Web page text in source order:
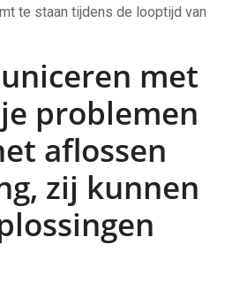
te staan tijdens de looptijd van
met
problemen
aflossen
zij kunnen